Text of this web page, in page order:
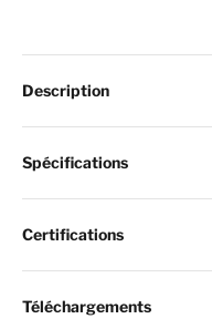
Description
Spécifications
Certifications
Téléchargements